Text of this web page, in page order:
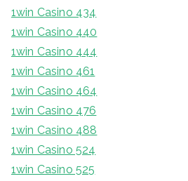
1win Casino 434
1win Casino 440
1win Casino 444
1win Casino 461
1win Casino 464
1win Casino 476
1win Casino 488
1win Casino 524
1win Casino 525